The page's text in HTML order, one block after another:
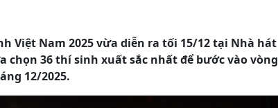
Việt Nam 2025 vừa diễn ra tối 15/12 tại Nhà hát
chọn 36 thí sinh xuất sắc nhất để bước vào vòng
12/2025.